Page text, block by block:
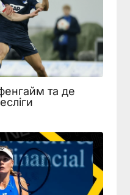
та де